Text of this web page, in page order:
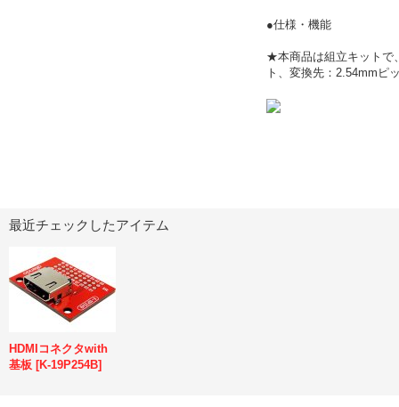
●仕様・機能
★本商品は組立キットで
ト、変換先：2.54mmピ
最近チェックしたアイテム
HDMIコネクタwith
基板 [K-19P254B]